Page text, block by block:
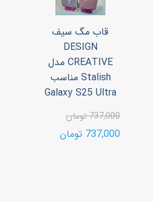
قاب مگ سیف
DESIGN
CREATIVE مدل
Stalish مناسب
Galaxy S25 Ultra
737,000 تومان
737,000 تومان